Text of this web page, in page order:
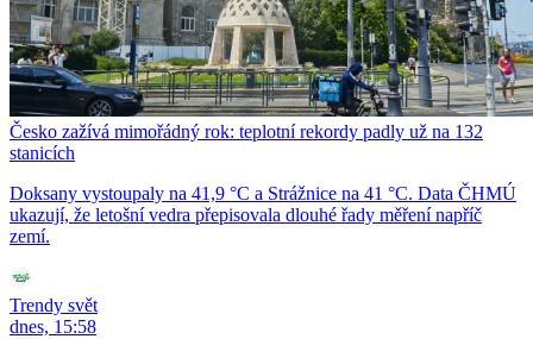
Česko zažívá mimořádný rok: teplotní rekordy padly už na 132
stanicích
Doksany vystoupaly na 41,9 °C a Strážnice na 41 °C. Data ČHMÚ
ukazují, že letošní vedra přepisovala dlouhé řady měření napříč
zemí.
Trendy svět
dnes, 15:58